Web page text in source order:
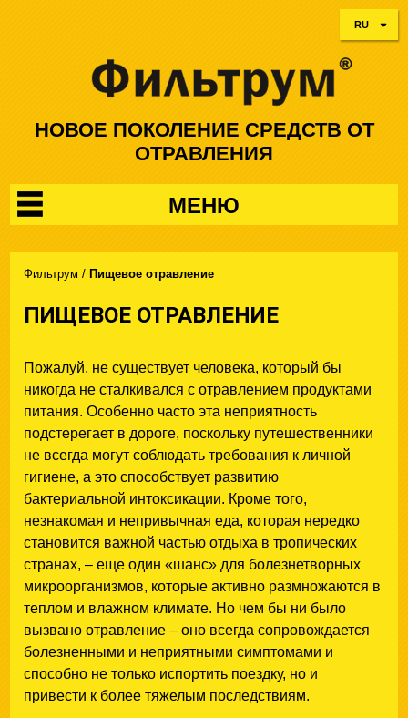
RU
НОВОЕ ПОКОЛЕНИЕ СРЕДСТВ ОТ
ОТРАВЛЕНИЯ
МЕНЮ
Фильтрум / Пищевое отравление
ПИЩЕВОЕ ОТРАВЛЕНИЕ
Пожалуй, не существует человека, который бы
никогда не сталкивался с отравлением продуктами
питания. Особенно часто эта неприятность
подстерегает в дороге, поскольку путешественники
не всегда могут соблюдать требования к личной
гигиене, а это способствует развитию
бактериальной интоксикации. Кроме того,
незнакомая и непривычная еда, которая нередко
становится важной частью отдыха в тропических
странах, – еще один «шанс» для болезнетворных
микроорганизмов, которые активно размножаются в
теплом и влажном климате. Но чем бы ни было
вызвано отравление – оно всегда сопровождается
болезненными и неприятными симптомами и
способно не только испортить поездку, но и
привести к более тяжелым последствиям.